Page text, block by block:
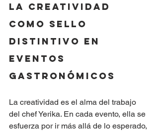
La creatividad
como sello
distintivo en
eventos
gastronómicos
La creatividad es el alma del trabajo
del chef Yerika. En cada evento, ella se
esfuerza por ir más allá de lo esperado,